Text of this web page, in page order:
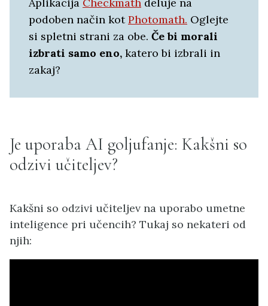
podoben način kotPhotomath. Oglejte
si spletni strani za obe. Če bi morali
izbrati samo eno, katero bi izbrali in
zakaj?
Je uporaba AI goljufanje: Kakšni so
odzivi učiteljev?
Kakšni so odzivi učiteljev na uporabo umetne
inteligence pri učencih? Tukaj so nekateri od
njih: